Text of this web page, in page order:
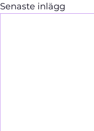
Senaste inlägg